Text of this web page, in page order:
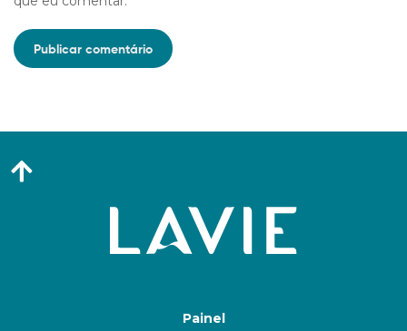
Painel